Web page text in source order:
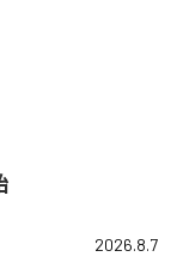
2026.8.7